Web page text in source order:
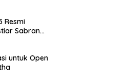
Resmi
Sabran
untuk Open